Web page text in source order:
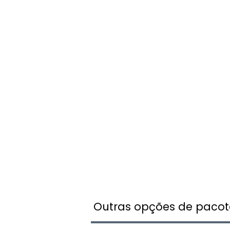
Outras opções de